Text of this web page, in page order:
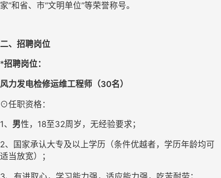
家”和省、市“文明单位”等荣誉称号。
二、招聘岗位
*招聘岗位：
风力发电检修运维工程师（30名）
⊙任职资格：
1、 男性，18至32周岁，无经验要求；
2、国家承认大专及以上学历（条件优越者，学历年龄均可
适当放宽）；